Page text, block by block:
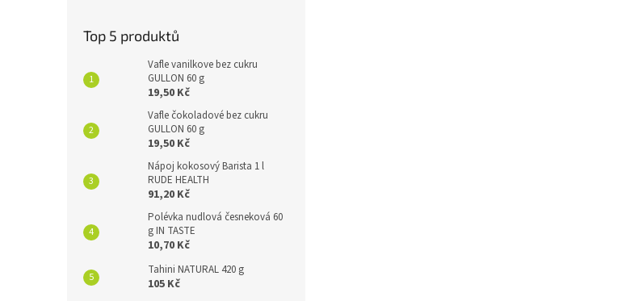
Top 5 produktů
Vafle vanilkove bez cukru
GULLON 60 g
19,50 Kč
Vafle čokoladové bez cukru
GULLON 60 g
19,50 Kč
Nápoj kokosový Barista 1 l
RUDE HEALTH
91,20 Kč
Polévka nudlová česneková 60
g IN TASTE
10,70 Kč
Tahini NATURAL 420 g
105 Kč